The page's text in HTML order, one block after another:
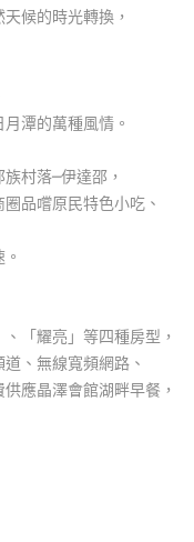
候的時光轉換，
潭的萬種風情。
村落─伊達邵，
品嚐原民特色小吃、
「耀亮」等四種房型，
、無線寬頻網路、
應晶澤會館湖畔早餐，